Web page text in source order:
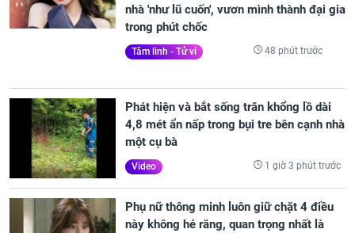
nhà 'như lũ cuốn', vươn mình thành đại gia
trong phút chốc
Tâm linh - Tử vi 48 phút trước
Phát hiện và bắt sống trăn khổng lồ dài
4,8 mét ẩn nấp trong bụi tre bên cạnh nhà
một cụ bà
Video 1 giờ 3 phút trước
Phụ nữ thông minh luôn giữ chặt 4 điều
này không hé răng, quan trọng nhất là